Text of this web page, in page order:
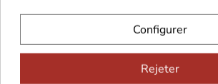
Cadeaux dès 99€
Configurer
Rejeter